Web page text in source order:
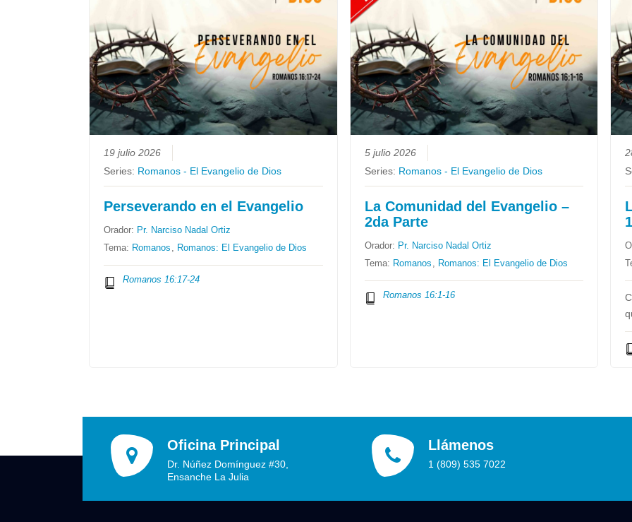
19 julio 2026
Series: Romanos - El Evangelio de Dios
Perseverando en el Evangelio
Orador: Pr. Narciso Nadal Ortiz
Tema: Romanos , Romanos: El Evangelio de Dios
Romanos 16:17-24
5 julio 2026
Series: Romanos - El Evangelio de Dios
La Comunidad del Evangelio –
2da Parte
Orador: Pr. Narciso Nadal Ortiz
Tema: Romanos , Romanos: El Evangelio de Dios
Romanos 16:1-16
Oficina Principal
Dr. Núñez Domínguez #30,
Ensanche La Julia
Llámenos
1 (809) 535 7022